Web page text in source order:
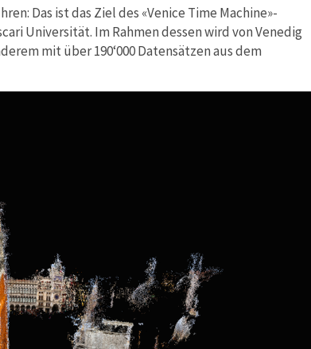
Das ist das Ziel des «Venice Time Machine»-
Universität. Im Rahmen dessen wird von Venedig
mit über 190‘000 Datensätzen aus dem